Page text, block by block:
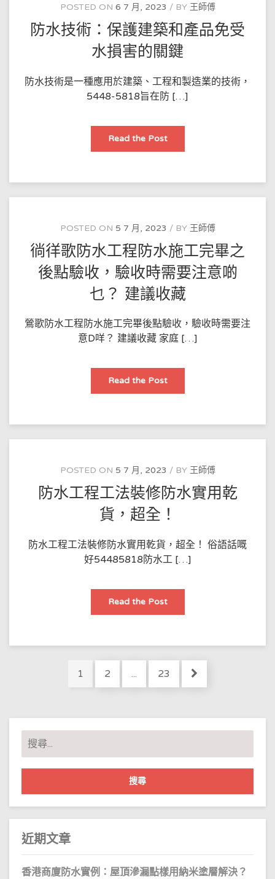
受
水
損
的
重
要
技
POSTED ON 6 7 月, 2023 BY 王師傅
防水技術：保護建築和產品免受
水損害的關鍵
防水技術是一種應用於建築、工程和製造業的技術，
5448-5818旨在防 […]
Read the Post防
技
護
築
品
免
受
水
損
害
的
關
鍵
POSTED ON 5 7 月, 2023 BY 王師傅
徜徉歌防水工程防水施工完畢之
後點驗收，驗收時需要注意啲
乜？ 建議收藏
鶯歌防水工程防水施工完畢後點驗收，驗收時需要注
意D咩？ 建議收藏 家庭 […]
Read the Post徜
歌
工
防
工
完
畢
之
後
點
驗
收
需
乜？
POSTED ON 5 7 月, 2023 BY 王師傅
防水工程工法裝修防水實用乾
貨，超全！
防水工程工法裝修防水實用乾貨，超全！ 俗語話嘅
好54485818防水工 […]
Read the Post防
工
法
修
防
水
實
超
全！
Page
1 Page
2 ... Page
23
搜
尋
關
字:
近期文章
香港商廈防水實例：屋頂滲漏點樣用納米塗層解決？